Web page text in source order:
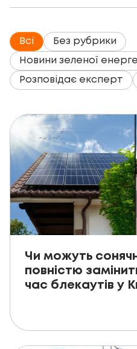
Всі Без рубрики
Новини зеленої
Розповідає експерт
Чи можуть
повністю
час блекаутів у